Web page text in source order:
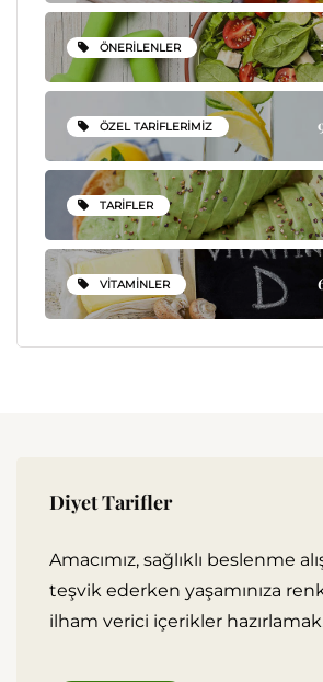
ÖNERILENLER
ÖZEL TARIFLERIMIZ
TARIFLER
VITAMINLER
Diyet Tarifler
Amacımız, sağlıklı beslenme
teşvik ederken yaşamınıza
ilham verici içerikler